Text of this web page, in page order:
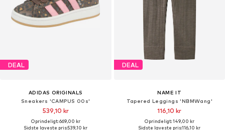
DEAL
ADIDAS ORIGINALS
Sneakers 'CAMPUS 00s'
539,10 kr
Oprindeligt: 669,00 kr
Sidste laveste pris:539,10 kr
DEAL
NAME IT
Tapered Leggings 'NBMWang'
116,10 kr
Oprindeligt: 149,00 kr
Sidste laveste pris:116,10 kr